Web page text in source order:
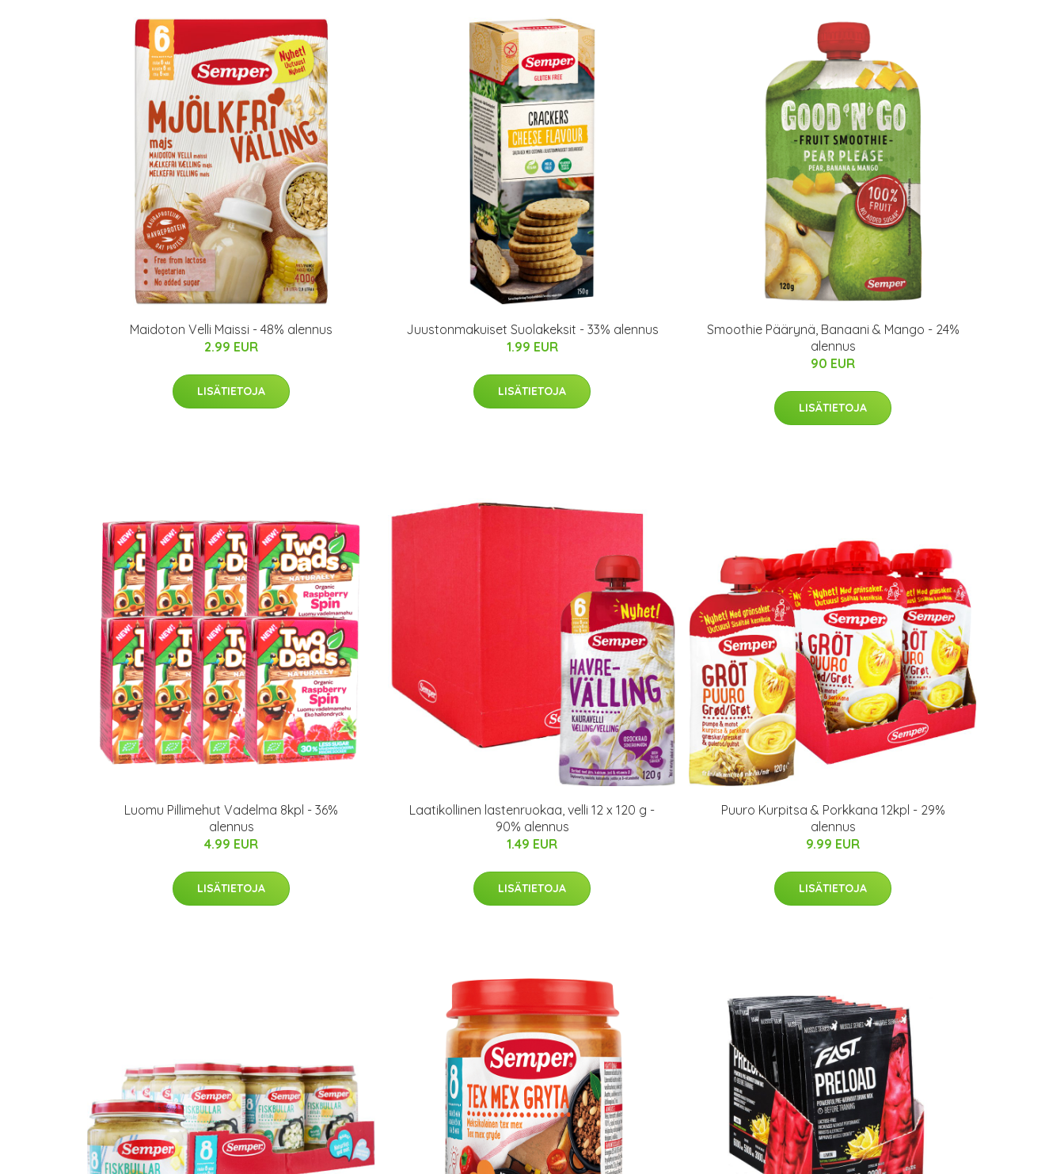
Maidoton Velli Maissi - 48% alennus
2.99 EUR
LISÄTIETOJA
Juustonmakuiset Suolakeksit - 33% alennus
1.99 EUR
LISÄTIETOJA
Smoothie Päärynä, Banaani & Mango - 24%
alennus
90 EUR
LISÄTIETOJA
Luomu Pillimehut Vadelma 8kpl - 36%
alennus
4.99 EUR
LISÄTIETOJA
Laatikollinen lastenruokaa, velli 12 x 120 g -
90% alennus
1.49 EUR
LISÄTIETOJA
Puuro Kurpitsa & Porkkana 12kpl - 29%
alennus
9.99 EUR
LISÄTIETOJA